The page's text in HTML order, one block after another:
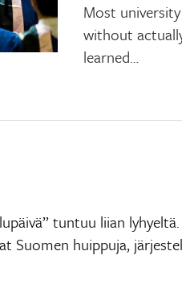
Most
without
learned…
tuntuu liian
Suomen huippuja,